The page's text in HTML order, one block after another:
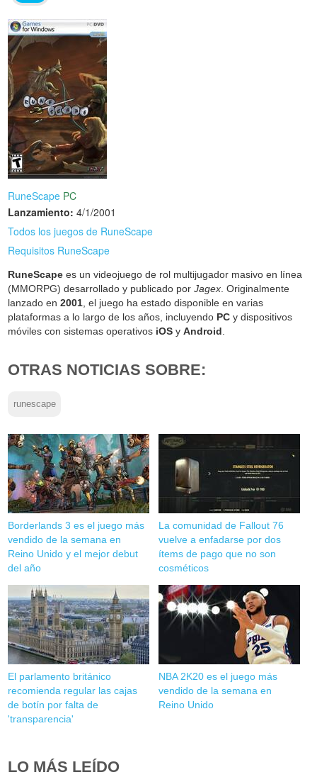
RuneScape PC
Lanzamiento: 4/1/2001
Todos los juegos de RuneScape
Requisitos RuneScape
RuneScape es un videojuego de rol multijugador masivo en línea
(MMORPG) desarrollado y publicado porJagex . Originalmente
lanzado en2001 , el juego ha estado disponible en varias
plataformas a lo largo de los años, incluyendo PC y dispositivos
móviles con sistemas operativos iOS yAndroid
OTRAS NOTICIAS SOBRE:
runescape
Borderlands 3 es el juego más
vendido de la semana en
Reino Unido y el mejor debut
del año
La comunidad de Fallout 76
vuelve a enfadarse por dos
ítems de pago que no son
cosméticos
El parlamento británico
recomienda regular las cajas
de botín por falta de
'transparencia'
NBA 2K20 es el juego más
vendido de la semana en
Reino Unido
LO MÁS LEÍDO